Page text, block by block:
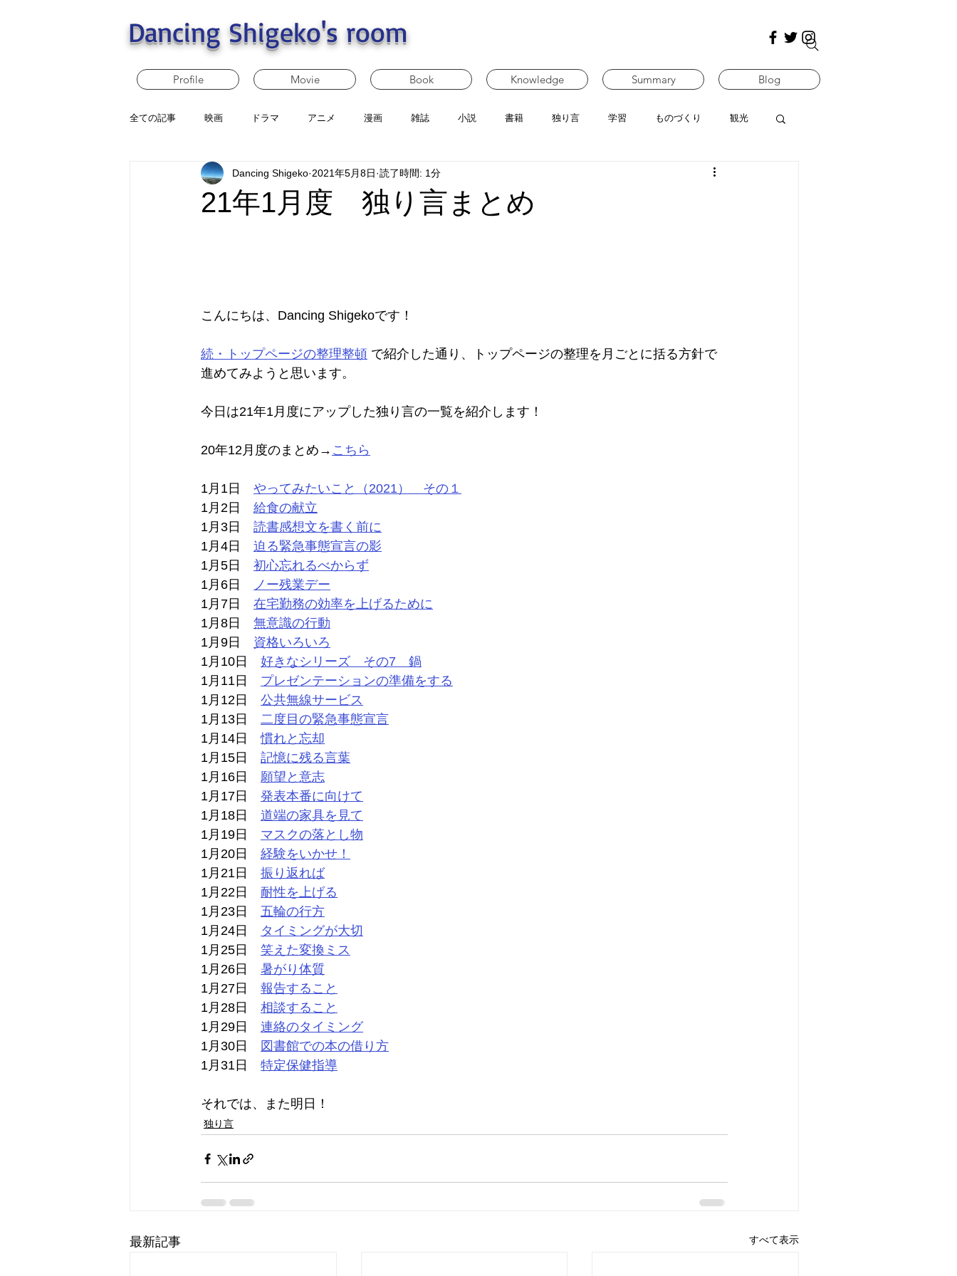
Dancing Shigeko's room
Profile Movie Book Knowledge Summary Blog
全ての記事 映画 ドラマ アニメ 漫画 雑誌 小説 書籍 独り言 学習 ものづくり 観光
21年1月度 独り言まとめ
Dancing Shigeko 2021年5月8日 読了時間: 1分
こんにちは、Dancing Shigekoです！
続・トップページの整理整頓 で紹介した通り、トップページの整理を月ごとに括る方針で
進めてみようと思います。
今日は21年1月度にアップした独り言の一覧を紹介します！
20年12月度のまとめ→ こちら
1月1日 やってみたいこと（2021）　その１
1月2日 給食の献立
1月3日 読書感想文を書く前に
1月4日 迫る緊急事態宣言の影
1月5日 初心忘れるべからず
1月6日
ノー残業デー
1月7日 在宅勤務の効率を上げるために
1月8日 無意識の行動
1月9日 資格いろいろ
1月10日 好きなシリーズ　その7　鍋
1月11日 プレゼンテーションの準備をする
1月12日 公共無線サービス
1月13日 二度目の緊急事態宣言
1月14日 慣れと忘却
1月15日 記憶に残る言葉
1月16日 願望と意志
1月17日 発表本番に向けて
1月18日 道端の家具を見て
1月19日 マスクの落とし物
1月20日 経験をいかせ！
1月21日 振り返れば
1月22日 耐性を上げる
1月23日 五輪の行方
1月24日 タイミングが大切
1月25日 笑えた変換ミス
1月26日 暑がり体質
1月27日 報告すること
1月28日 相談すること
1月29日 連絡のタイミング
1月30日
図書館での本の借り方
1月31日 特定保健指導
それでは、また明日！
独り言
最新記事 すべて表示